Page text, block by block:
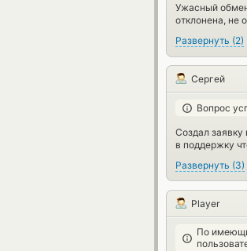
Ужасный
отклонена, не
Развернуть (2)
Сергей
Вопрос
Создал заявку
в поддержку
Развернуть (3)
Player
По